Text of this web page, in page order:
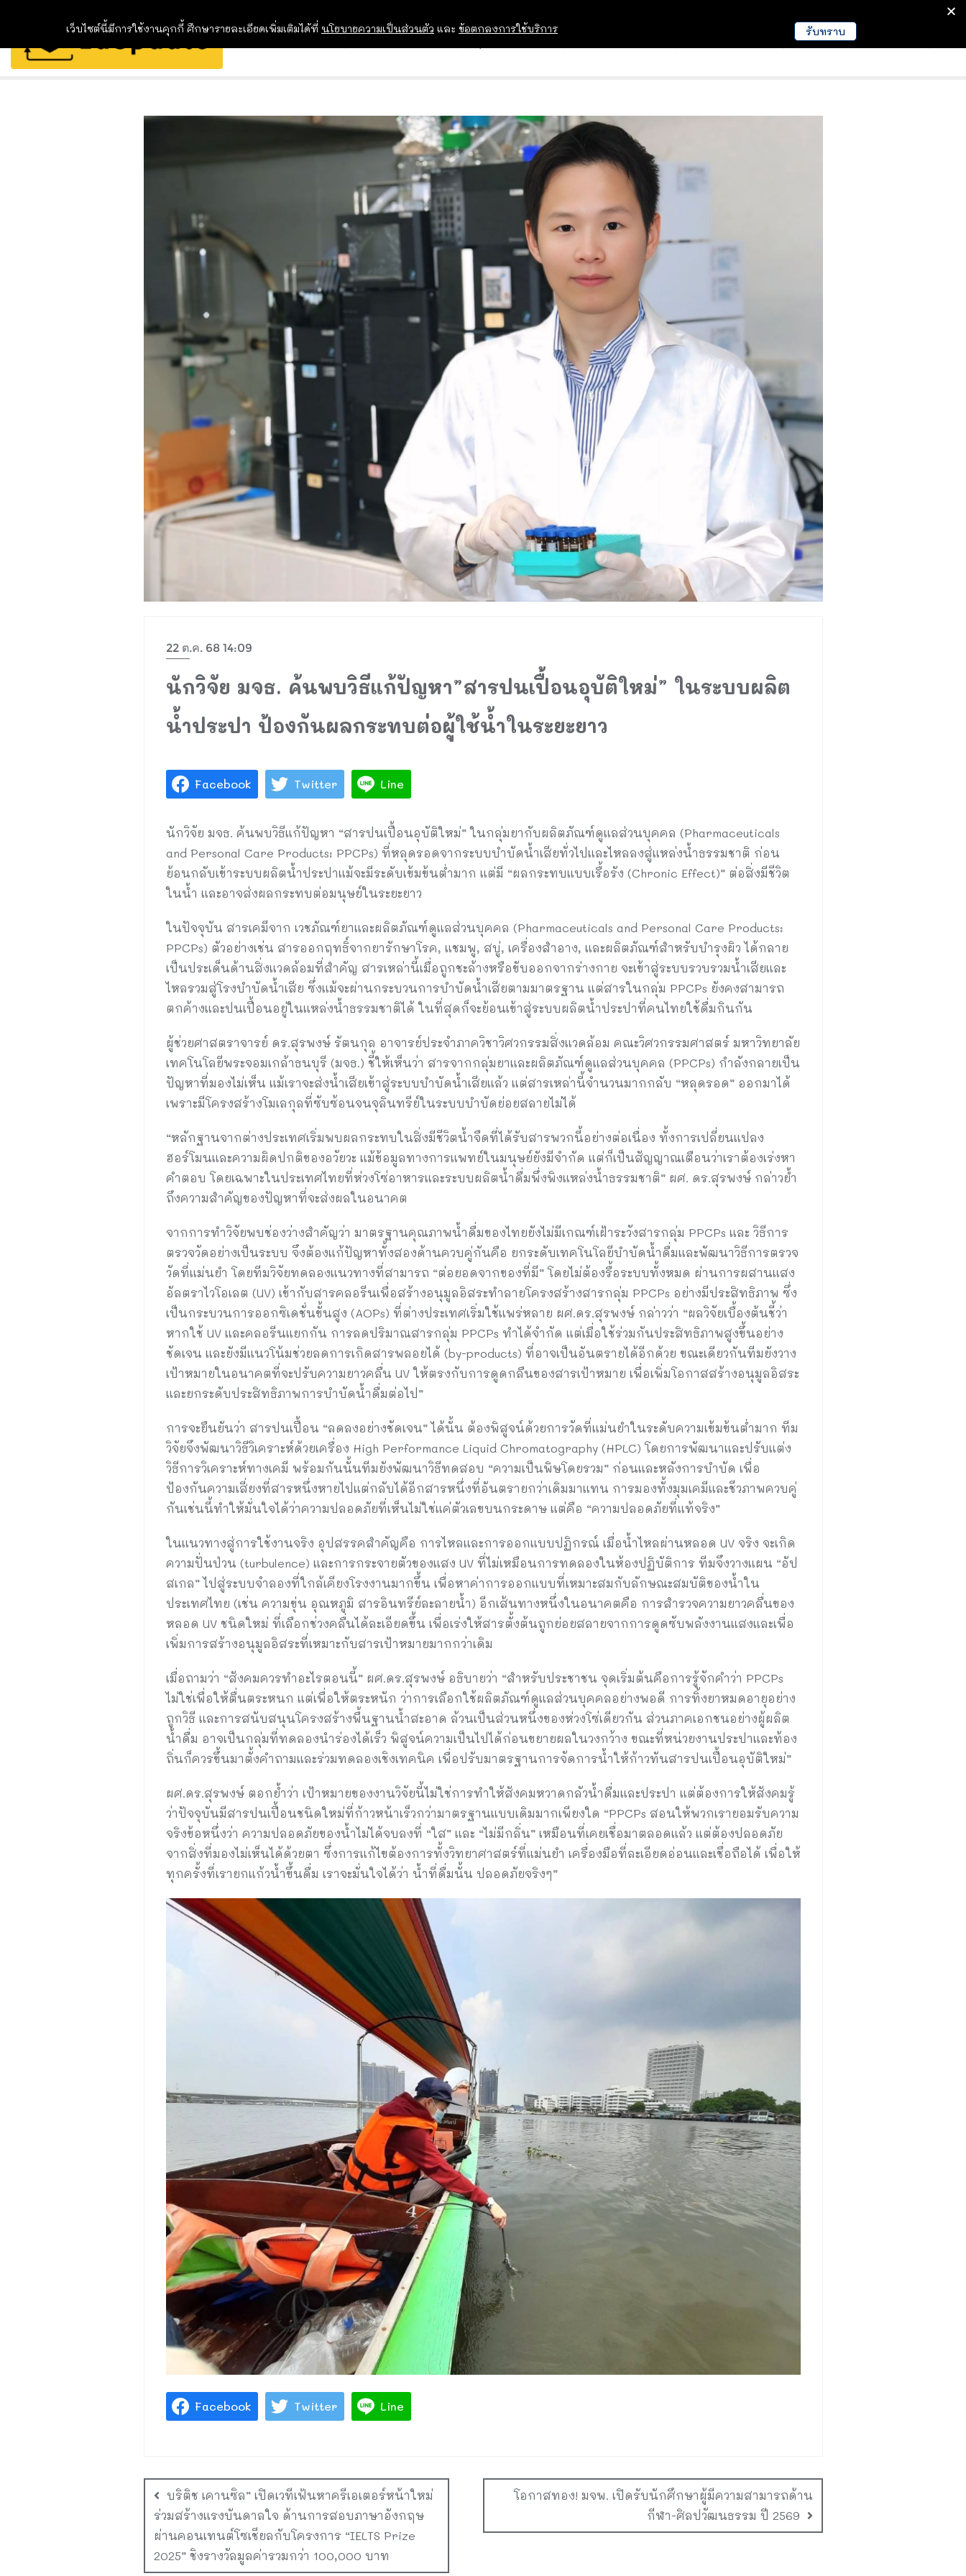
EDUCATION NEWS
22 ต.ค. 68 14:09
นักวิจัย มจธ. ค้นพบวิธีแก้ปัญหา”สารปนเปื้อนอุบัติใหม่” ในระบบผลิต
น้ำประปา ป้องกันผลกระทบต่อผู้ใช้น้ำในระยะยาว
Facebook Twitter Line
นักวิจัย มจธ. ค้นพบวิธีแก้ปัญหา “สารปนเปื้อนอุบัติใหม่” ในกลุ่มยากับผลิตภัณฑ์ดูแลส่วนบุคคล (Pharmaceuticals
and Personal Care Products: PPCPs) ที่หลุดรอดจากระบบบำบัดน้ำเสียทั่วไปและไหลลงสู่แหล่งน้ำธรรมชาติ ก่อน
ย้อนกลับเข้าระบบผลิตน้ำประปาแม้จะมีระดับเข้มข้นต่ำมาก แต่มี “ผลกระทบแบบเรื้อรัง (Chronic Effect)” ต่อสิ่งมีชีวิต
ในน้ำ และอาจส่งผลกระทบต่อมนุษย์ในระยะยาว
ในปัจจุบัน สารเคมีจาก เวชภัณฑ์ยาและผลิตภัณฑ์ดูแลส่วนบุคคล (Pharmaceuticals and Personal Care Products:
PPCPs) ตัวอย่างเช่น สารออกฤทธิ์จากยารักษาโรค, แชมพู, สบู่, เครื่องสำอาง, และผลิตภัณฑ์สำหรับบำรุงผิว ได้กลาย
เป็นประเด็นด้านสิ่งแวดล้อมที่สำคัญ สารเหล่านี้เมื่อถูกชะล้างหรือขับออกจากร่างกาย จะเข้าสู่ระบบรวบรวมน้ำเสียและ
ไหลรวมสู่โรงบำบัดน้ำเสีย ซึ่งแม้จะผ่านกระบวนการบำบัดน้ำเสียตามมาตรฐาน แต่สารในกลุ่ม PPCPs ยังคงสามารถ
ตกค้างและปนเปื้อนอยู่ในแหล่งน้ำธรรมชาติได้ ในที่สุดก็จะย้อนเข้าสู่ระบบผลิตน้ำประปาที่คนไทยใช้ดื่มกินกัน
ผู้ช่วยศาสตราจารย์ ดร.สุรพงษ์ รัตนกุล อาจารย์ประจำภาควิชาวิศวกรรมสิ่งแวดล้อม คณะวิศวกรรมศาสตร์ มหาวิทยาลัย
เทคโนโลยีพระจอมเกล้าธนบุรี (มจธ.) ชี้ให้เห็นว่า สารจากกลุ่มยาและผลิตภัณฑ์ดูแลส่วนบุคคล (PPCPs) กำลังกลายเป็น
ปัญหาที่มองไม่เห็น แม้เราจะส่งน้ำเสียเข้าสู่ระบบบำบัดน้ำเสียแล้ว แต่สารเหล่านี้จำนวนมากกลับ “หลุดรอด” ออกมาได้
เพราะมีโครงสร้างโมเลกุลที่ซับซ้อนจนจุลินทรีย์ในระบบบำบัดย่อยสลายไม่ได้
“หลักฐานจากต่างประเทศเริ่มพบผลกระทบในสิ่งมีชีวิตน้ำจืดที่ได้รับสารพวกนี้อย่างต่อเนื่อง ทั้งการเปลี่ยนแปลง
ฮอร์โมนและความผิดปกติของอวัยวะ แม้ข้อมูลทางการแพทย์ในมนุษย์ยังมีจำกัด แต่ก็เป็นสัญญาณเตือนว่าเราต้องเร่งหา
คำตอบ โดยเฉพาะในประเทศไทยที่ห่วงโซ่อาหารและระบบผลิตน้ำดื่มพึ่งพิงแหล่งน้ำธรรมชาติ” ผศ. ดร.สุรพงษ์ กล่าวย้ำ
ถึงความสำคัญของปัญหาที่จะส่งผลในอนาคต
จากการทำวิจัยพบช่องว่างสำคัญว่า มาตรฐานคุณภาพน้ำดื่มของไทยยังไม่มีเกณฑ์เฝ้าระวังสารกลุ่ม PPCPs และ วิธีการ
ตรวจวัดอย่างเป็นระบบ จึงต้องแก้ปัญหาทั้งสองด้านควบคู่กันคือ ยกระดับเทคโนโลยีบำบัดน้ำดื่มและพัฒนาวิธีการตรวจ
วัดที่แม่นยำ โดยทีมวิจัยทดลองแนวทางที่สามารถ “ต่อยอดจากของที่มี” โดยไม่ต้องรื้อระบบทั้งหมด ผ่านการผสานแสง
อัลตราไวโอเลต (UV) เข้ากับสารคลอรีนเพื่อสร้างอนุมูลอิสระทำลายโครงสร้างสารกลุ่ม PPCPs อย่างมีประสิทธิภาพ ซึ่ง
เป็นกระบวนการออกซิเดชั่นขั้นสูง (AOPs) ที่ต่างประเทศเริ่มใช้แพร่หลาย ผศ.ดร.สุรพงษ์ กล่าวว่า “ผลวิจัยเบื้องต้นชี้ว่า
หากใช้ UV และคลอรีนแยกกัน การลดปริมาณสารกลุ่ม PPCPs ทำได้จำกัด แต่เมื่อใช้ร่วมกันประสิทธิภาพสูงขึ้นอย่าง
ชัดเจน และยังมีแนวโน้มช่วยลดการเกิดสารพลอยได้ (by-products) ที่อาจเป็นอันตรายได้อีกด้วย ขณะเดียวกันทีมยังวาง
เป้าหมายในอนาคตที่จะปรับความยาวคลื่น UV ให้ตรงกับการดูดกลืนของสารเป้าหมาย เพื่อเพิ่มโอกาสสร้างอนุมูลอิสระ
และยกระดับประสิทธิภาพการบำบัดน้ำดื่มต่อไป”
การจะยืนยันว่า สารปนเปื้อน “ลดลงอย่างชัดเจน” ได้นั้น ต้องพิสูจน์ด้วยการวัดที่แม่นยำในระดับความเข้มข้นต่ำมาก ทีม
วิจัยจึงพัฒนาวิธีวิเคราะห์ด้วยเครื่อง High Performance Liquid Chromatography (HPLC) โดยการพัฒนาและปรับแต่ง
วิธีการวิเคราะห์ทางเคมี พร้อมกันนั้นทีมยังพัฒนาวิธีทดสอบ “ความเป็นพิษโดยรวม” ก่อนและหลังการบำบัด เพื่อ
ป้องกันความเสี่ยงที่สารหนึ่งหายไปแต่กลับได้อีกสารหนึ่งที่อันตรายกว่าเดิมมาแทน การมองทั้งมุมเคมีและชีวภาพควบคู่
กันเช่นนี้ทำให้มั่นใจได้ว่าความปลอดภัยที่เห็นไม่ใช่แค่ตัวเลขบนกระดาษ แต่คือ “ความปลอดภัยที่แท้จริง”
ในแนวทางสู่การใช้งานจริง อุปสรรคสำคัญคือ การไหลและการออกแบบปฏิกรณ์ เมื่อน้ำไหลผ่านหลอด UV จริง จะเกิด
ความปั่นป่วน (turbulence) และการกระจายตัวของแสง UV ที่ไม่เหมือนการทดลองในห้องปฏิบัติการ ทีมจึงวางแผน “อัป
สเกล” ไปสู่ระบบจำลองที่ใกล้เคียงโรงงานมากขึ้น เพื่อหาค่าการออกแบบที่เหมาะสมกับลักษณะสมบัติของน้ำใน
ประเทศไทย (เช่น ความขุ่น อุณหภูมิ สารอินทรีย์ละลายน้ำ) อีกเส้นทางหนึ่งในอนาคตคือ การสำรวจความยาวคลื่นของ
หลอด UV ชนิดใหม่ ที่เลือกช่วงคลื่นได้ละเอียดขึ้น เพื่อเร่งให้สารตั้งต้นถูกย่อยสลายจากการดูดซับพลังงานแสงและเพื่อ
เพิ่มการสร้างอนุมูลอิสระที่เหมาะกับสารเป้าหมายมากกว่าเดิม
เมื่อถามว่า “สังคมควรทำอะไรตอนนี้” ผศ.ดร.สุรพงษ์ อธิบายว่า “สำหรับประชาชน จุดเริ่มต้นคือการรู้จักคำว่า PPCPs
ไม่ใช่เพื่อให้ตื่นตระหนก แต่เพื่อให้ตระหนัก ว่าการเลือกใช้ผลิตภัณฑ์ดูแลส่วนบุคคลอย่างพอดี การทิ้งยาหมดอายุอย่าง
ถูกวิธี และการสนับสนุนโครงสร้างพื้นฐานน้ำสะอาด ล้วนเป็นส่วนหนึ่งของห่วงโซ่เดียวกัน ส่วนภาคเอกชนอย่างผู้ผลิต
น้ำดื่ม อาจเป็นกลุ่มที่ทดลองนำร่องได้เร็ว พิสูจน์ความเป็นไปได้ก่อนขยายผลในวงกว้าง ขณะที่หน่วยงานประปาและท้อง
ถิ่นก็ควรขึ้นมาตั้งคำถามและร่วมทดลองเชิงเทคนิค เพื่อปรับมาตรฐานการจัดการน้ำให้ก้าวทันสารปนเปื้อนอุบัติใหม่”
ผศ.ดร.สุรพงษ์ ตอกย้ำว่า เป้าหมายของงานวิจัยนี้ไม่ใช่การทำให้สังคมหวาดกลัวน้ำดื่มและประปา แต่ต้องการให้สังคมรู้
ว่าปัจจุบันมีสารปนเปื้อนชนิดใหม่ที่ก้าวหน้าเร็วกว่ามาตรฐานแบบเดิมมากเพียงใด “PPCPs สอนให้พวกเรายอมรับความ
จริงข้อหนึ่งว่า ความปลอดภัยของน้ำไม่ได้จบลงที่ “ใส” และ “ไม่มีกลิ่น” เหมือนที่เคยเชื่อมาตลอดแล้ว แต่ต้องปลอดภัย
จากสิ่งที่มองไม่เห็นได้ด้วยตา ซึ่งการแก้ไขต้องการทั้งวิทยาศาสตร์ที่แม่นยำ เครื่องมือที่ละเอียดอ่อนและเชื่อถือได้ เพื่อให้
ทุกครั้งที่เรายกแก้วน้ำขึ้นดื่ม เราจะมั่นใจได้ว่า น้ำที่ดื่มนั้น ปลอดภัยจริงๆ”
Facebook Twitter Line
บริติช เคานซิล” เปิดเวทีเฟ้นหาครีเอเตอร์หน้าใหม่
ร่วมสร้างแรงบันดาลใจ ด้านการสอบภาษาอังกฤษ
ผ่านคอนเทนต์โซเชียลกับโครงการ “IELTS Prize
2025” ชิงรางวัลมูลค่ารวมกว่า 100,000 บาท
โอกาสทอง! มจพ. เปิดรับนักศึกษาผู้มีความสามารถด้าน
กีฬา-ศิลปวัฒนธรรม ปี 2569
เว็บไซต์นี้มีการใช้งานคุกกี้ ศึกษารายละเอียดเพิ่มเติมได้ที่ นโยบายความเป็นส่วนตัว และ ข้อตกลงการใช้บริการ รับทราบ